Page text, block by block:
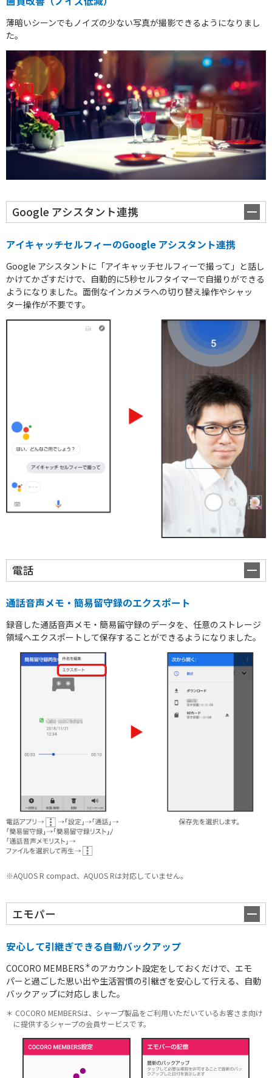
スマートフォン
薄暗いシーンでもノイズの少ない写真が撮影できるようになりまし
た。
Google アシスタント連携
アイキャッチセルフィーのGoogle アシスタント連携
Google アシスタントに「アイキャッチセルフィーで撮って」と話し
かけてかざすだけで、自動的に5秒セルフタイマーで自撮りができる
ようになりました。面倒なインカメラへの切り替え操作やシャッ
ター操作が不要です。
電話
通話音声メモ・簡易留守録のエクスポート
録音した通話音声メモ・簡易留守録のデータを、任意のストレージ
領域へエクスポートして保存することができるようになりました。
※AQUOS R compact、AQUOS Rは対応していません。
エモパー
安心して引継ぎできる自動バックアップ
COCORO MEMBERS ＊ のアカウント設定をしておくだけで、エモ
パーと過ごした思い出や生活習慣の引継ぎを安心して行える、自動
バックアップに対応しました。
＊ COCORO MEMBERSは、シャープ製品をご利用いただいているお客さま向け
に提供するシャープの会員サービスです。